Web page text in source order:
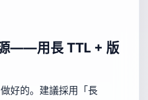
——用長 TTL + 版
好的。建議採用「長